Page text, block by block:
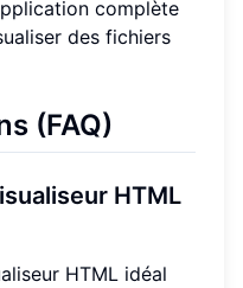
complète
des fichiers
(FAQ)
HTML
HTML idéal